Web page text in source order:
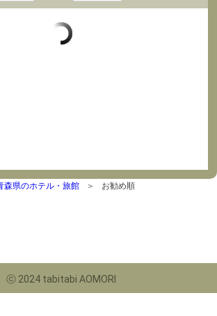
森県のホテル・旅館 お勧め順
ⓒ 2024 tabitabi AOMORI